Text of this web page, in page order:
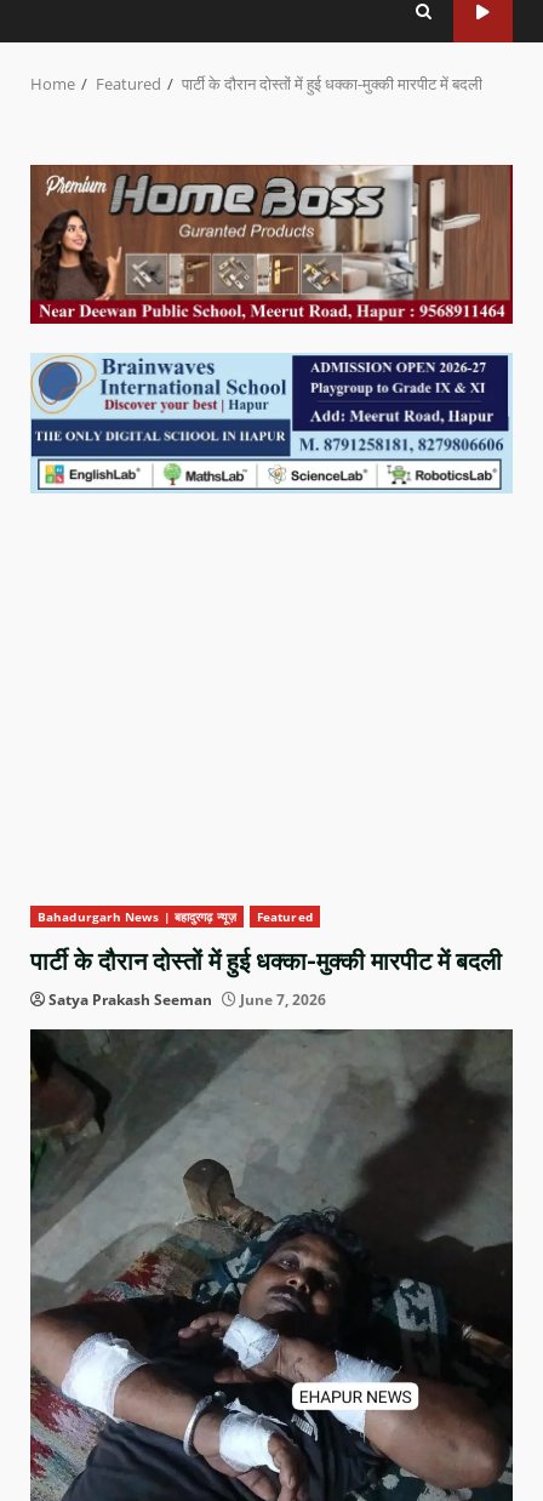
Home Featured पार्टी के दौरान दोस्तों में हुई धक्का-मुक्की मारपीट में बदली
Bahadurgarh News | बहादुरगढ़ न्यूज़ Featured
पार्टी के दौरान दोस्तों में हुई धक्का-मुक्की मारपीट में बदली
Satya Prakash Seeman June 7, 2026